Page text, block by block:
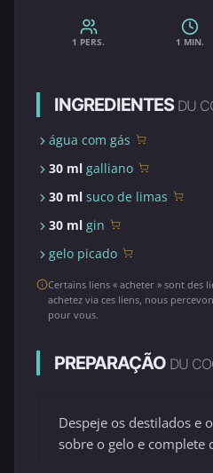
1 PERS. 1 MIN.
INGREDIENTES DU
água com gás
30 ml galliano
30 ml suco de limas
30 ml gin
gelo picado
Certains liens « acheter » sont des
achetez via ces liens, nous
pour vous.
PREPARAÇÃO DU
Despeje os destilados e
sobre o gelo e complete